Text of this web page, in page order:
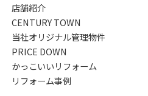
店舗紹介
CENTURY TOWN
当社オリジナル管理物件
PRICE DOWN
かっこいいリフォーム
リフォーム事例